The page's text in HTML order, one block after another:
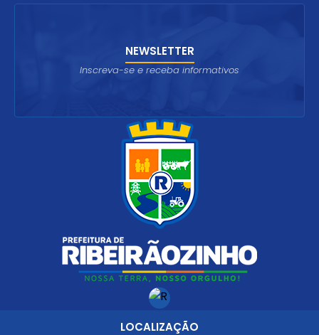
LOCALIZAÇÃO
NEWSLETTER
Inscreva-se e receba informativos